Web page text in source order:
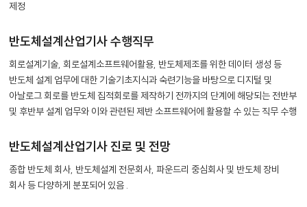
제정
반도체설계산업기사 수행직무
회로설계기술, 회로설계소프트웨어활용, 반도체제조를 위한 데이터 생성 등
반도체 설계 업무에 대한 기술기초지식과 숙련기능을 바탕으로 디지털 및
아날로그 회로를 반도체 집적회로를 제작하기 전까지의 단계에 해당되는 전반부
및 후반부 설계 업무와 이와 관련된 제반 소프트웨어에 활용할 수 있는 직무 수행
반도체설계산업기사 진로 및 전망
종합 반도체 회사, 반도체설계 전문회사, 파운드리 중심회사 및 반도체 장비
회사 등 다양하게 분포되어 있음 .